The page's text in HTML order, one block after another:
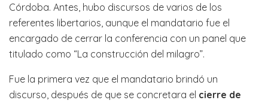
Córdoba. Antes, hubo discursos de varios de los
referentes libertarios, aunque el mandatario fue el
encargado de cerrar la conferencia con un panel que
titulado como “La construcción del milagro”.
Fue la primera vez que el mandatario brindó un
discurso, después de que se concretara el cierre de